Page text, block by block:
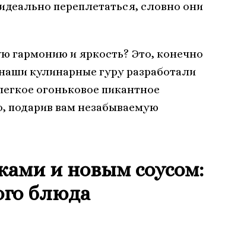
переплетаться, словно они
гармонию и яркость? Это, конечно
кулинарные гуру разработали
огоньковое пикантное
подарив вам незабываемую
и новым соусом:
блюда